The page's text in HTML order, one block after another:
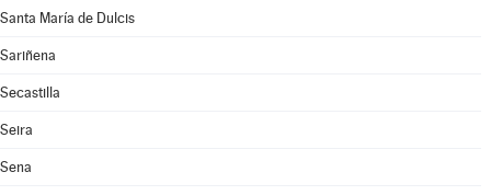
Santa María de Dulcis
Sariñena
Secastilla
Seira
Sena